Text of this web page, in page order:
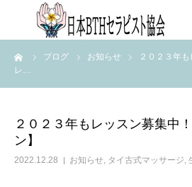
ブログ お知らせ
２０２３年
レ…
２０２３年もレッスン募集中
ン】
2022.12.28 お知らせ, タイ古式マッサージ,
HOME